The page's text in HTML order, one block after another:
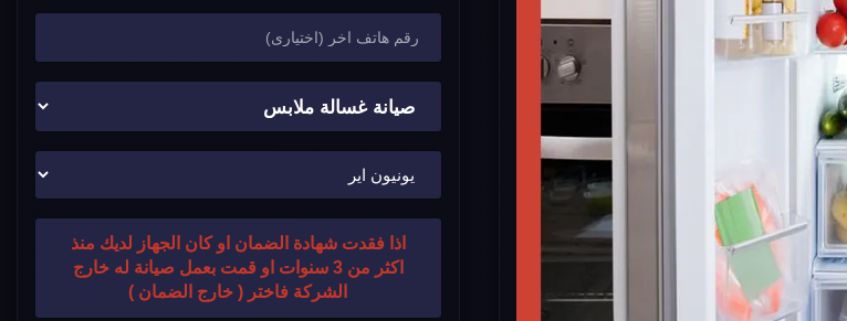
اذا فقدت شهادة الضمان او كان الجهاز لديك منذ
اكثر من 3 سنوات او قمت بعمل صيانة له خارج
الشركة فاختر ( خارج الضمان )